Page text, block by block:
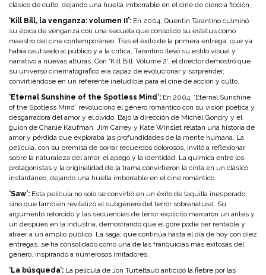
clásico de culto, dejando una huella imborrable en el cine de ciencia ficción.
‘Kill Bill, la venganza: volumen II’: En 2004, Quentin Tarantino culminó
su épica de venganza con una secuela que consolidó su estatus como
maestro del cine contemporáneo. Tras el éxito de la primera entrega, que ya
había cautivado al público y a la crítica, Tarantino llevó su estilo visual y
narrativo a nuevas alturas. Con ‘Kill Bill: Volume 2’, el director demostró que
su universo cinematográfico era capaz de evolucionar y sorprender,
convirtiéndose en un referente ineludible para el cine de acción y culto.
‘Eternal Sunshine of the Spotless Mind’: En 2004, ‘Eternal Sunshine
of the Spotless Mind’ revolucionó el género romántico con su visión poética y
desgarradora del amor y el olvido. Bajo la dirección de Michel Gondry y el
guion de Charlie Kaufman, Jim Carrey y Kate Winslet relatan una historia de
amor y pérdida que exploraba las profundidades de la mente humana. La
película, con su premisa de borrar recuerdos dolorosos, invitó a reflexionar
sobre la naturaleza del amor, el apego y la identidad. La química entre los
protagonistas y la originalidad de la trama convirtieron la cinta en un clásico
instantáneo, dejando una huella imborrable en el cine romántico.
‘Saw’: Esta película no solo se convirtió en un éxito de taquilla inesperado,
sino que también revitalizó el subgénero del terror sobrenatural. Su
argumento retorcido y las secuencias de terror explícito marcaron un antes y
un después en la industria, demostrando que el gore podía ser rentable y
atraer a un amplio público. La saga, que continúa hasta el día de hoy con diez
entregas, se ha consolidado como una de las franquicias más exitosas del
género, inspirando a numerosos imitadores.
‘La búsqueda’: La película de Jon Turteltaub anticipó la fiebre por las